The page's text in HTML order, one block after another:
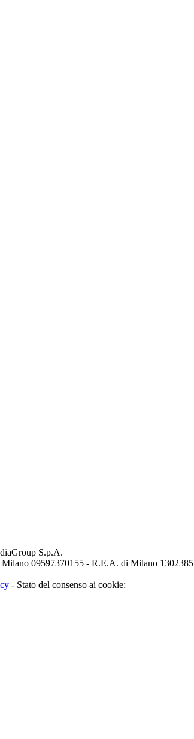
S.p.A.
09597370155 - R.E.A. di Milano 1302385
- Stato del consenso ai cookie: